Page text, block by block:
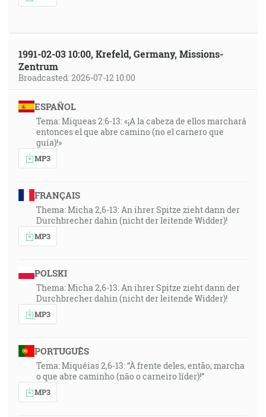
1991-02-03 10:00, Krefeld, Germany, Missions-
Zentrum
Broadcasted: 2026-07-12 10:00
ESPAÑOL
Tema: Miqueas 2:6-13: «¡A la cabeza de ellos marchará
entonces el que abre camino (no el carnero que
guía)!»
MP3
FRANÇAIS
Thema: Micha 2,6-13: An ihrer Spitze zieht dann der
Durchbrecher dahin (nicht der leitende Widder)!
MP3
POLSKI
Thema: Micha 2,6-13: An ihrer Spitze zieht dann der
Durchbrecher dahin (nicht der leitende Widder)!
MP3
PORTUGUÊS
Tema: Miquéias 2,6-13: “À frente deles, então, marcha
o que abre caminho (não o carneiro líder)!”
MP3